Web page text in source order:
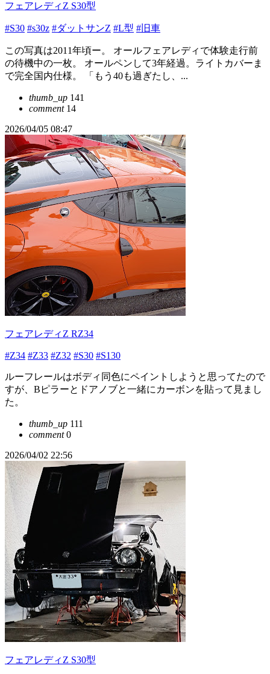
フェアレディZ S30型
#S30 #s30z #ダットサンZ #L型 #旧車
この写真は2011年頃ー。 オールフェアレディで体験走行前
の待機中の一枚。 オールペンして3年経過。ライトカバーま
で完全国内仕様。 「もう40も過ぎたし、...
thumb_up 141
comment14
2026/04/05 08:47
フェアレディZ RZ34
#Z34 #Z33 #Z32 #S30 #S130
ルーフレールはボディ同色にペイントしようと思ってたので
すが、Bピラーとドアノブと一緒にカーボンを貼って見まし
た。
thumb_up 111
comment0
2026/04/02 22:56
フェアレディZ S30型